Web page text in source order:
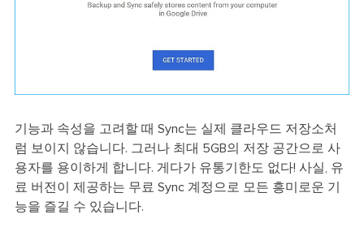
기능과 속성을 고려할 때 Sync는 실제 클라우드 저장소처
럼 보이지 않습니다. 그러나 최대 5GB의 저장 공간으로 사
용자를 용이하게 합니다. 게다가 유통기한도 없다! 사실, 유
료 버전이 제공하는 무료 Sync 계정으로 모든 흥미로운 기
능을 즐길 수 있습니다.